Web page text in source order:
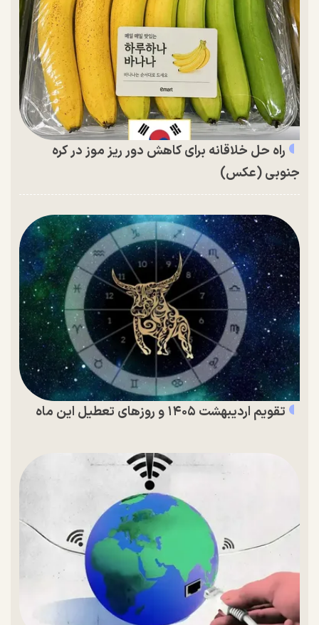
راه حل خلاقانه برای کاهش دور ریز موز در کره
جنوبی (عکس)
تقویم اردیبهشت ۱۴۰۵ و روز‌های تعطیل این ماه